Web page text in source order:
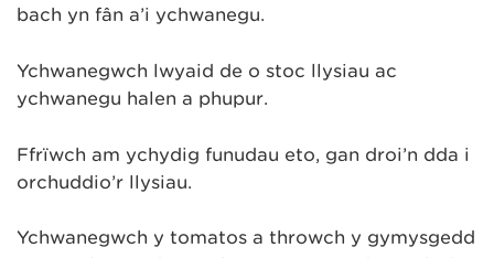
bach yn fân a’i ychwanegu.
Ychwanegwch lwyaid de o stoc llysiau ac
ychwanegu halen a phupur.
Ffrïwch am ychydig funudau eto, gan droi’n dda i
orchuddio’r llysiau.
Ychwanegwch y tomatos a throwch y gymysgedd